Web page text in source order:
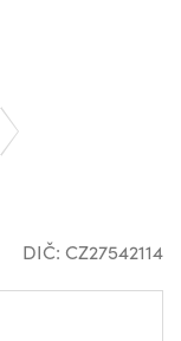
DIČ: CZ27542114